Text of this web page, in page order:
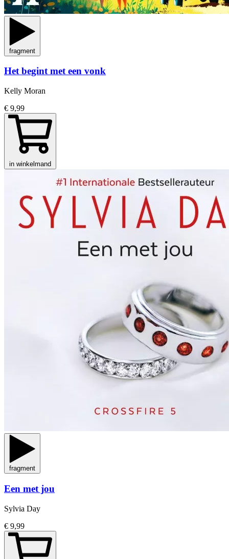
fragment
Het begint met een vonk
Kelly Moran
€ 9,99
in winkelmand
fragment
Een met jou
Sylvia Day
€ 9,99